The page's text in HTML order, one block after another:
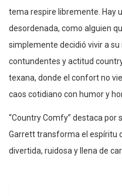
tema respire libremente. Hay
desordenada, como alguien
simplemente decidió vivir a
contundentes y actitud
texana, donde el confort no
caos cotidiano con humor y
“Country Comfy” destaca por
Garrett transforma el espíritu
divertida, ruidosa y llena de